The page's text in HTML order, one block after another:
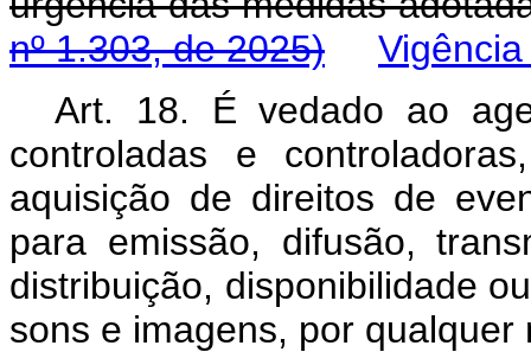
nº 1.303, de 2025)
Art. 18. É vedado ao
controladas e
aquisição de direitos de
para emissão, difusão,
distribuição, disponibilidade
sons e imagens, por qualquer